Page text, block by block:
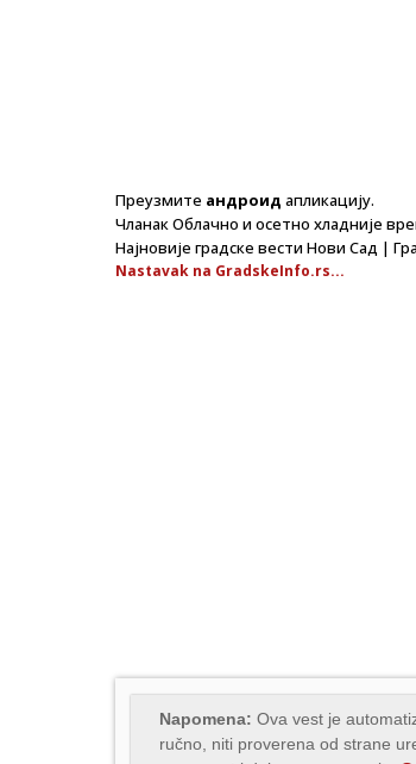
Преузмите андроид апликацију.
Чланак Облачно и осетно хладније
Најновије градске вести Нови Сад |
Nastavak na GradskeInfo.rs...
Napomena: Ova vest je
ručno, niti proverena od strane